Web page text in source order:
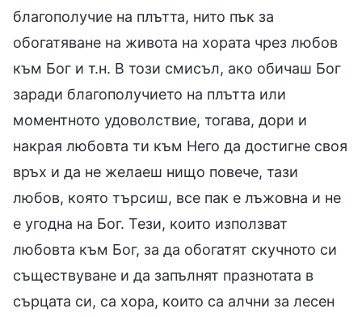
благополучие на плътта, нито пък за
обогатяване на живота на хората чрез любов
към Бог и т.н. В този смисъл, ако обичаш Бог
заради благополучието на плътта или
моментното удоволствие, тогава, дори и
накрая любовта ти към Него да достигне своя
връх и да не желаеш нищо повече, тази
любов, която търсиш, все пак е лъжовна и не
е угодна на Бог. Тези, които използват
любовта към Бог, за да обогатят скучното си
съществуване и да запълнят празнотата в
сърцата си, са хора, които са алчни за лесен